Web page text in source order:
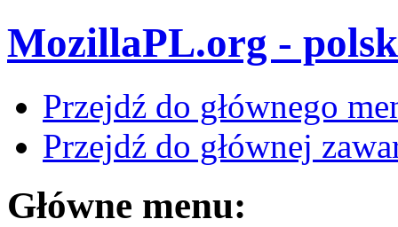
MozillaPL.org -
Przejdź do głównego
Przejdź do głównej
Główne menu: